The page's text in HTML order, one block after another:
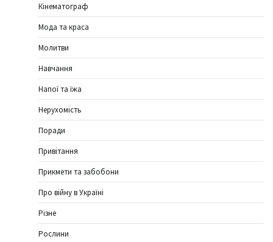
Кінематограф
Мода та краса
Молитви
Навчання
Напої та їжа
Нерухомість
Поради
Привітання
Прикмети та забобони
Про війну в Україні
Різне
Рослини